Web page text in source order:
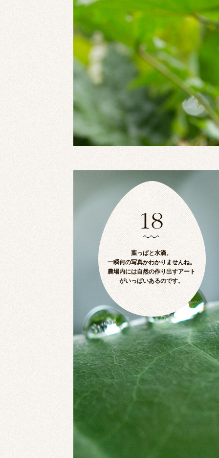
葉っぱと水滴。
一瞬何の写真かわかりませんね。
農場内には自然の作り出すアート
がいっぱいあるのです。